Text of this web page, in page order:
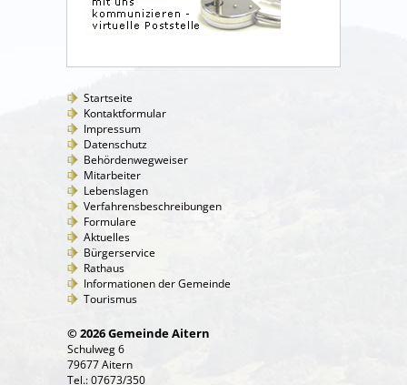
Startseite
Kontaktformular
Impressum
Datenschutz
Behördenwegweiser
Mitarbeiter
Lebenslagen
Verfahrensbeschreibungen
Formulare
Aktuelles
Bürgerservice
Rathaus
Informationen der Gemeinde
Tourismus
© 2026 Gemeinde Aitern
Schulweg 6
79677 Aitern
Tel.: 07673/350